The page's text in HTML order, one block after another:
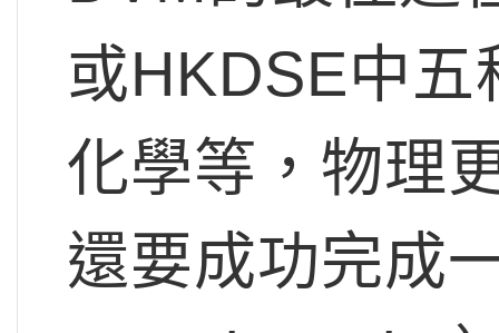
或HKDSE中
化學等，物理
還要成功完成